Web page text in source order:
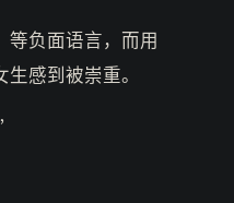
负面语言，而用
感到被崇重。